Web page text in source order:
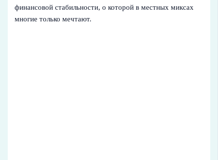
финансовой стабильности, о которой в местных миксах
многие только мечтают.